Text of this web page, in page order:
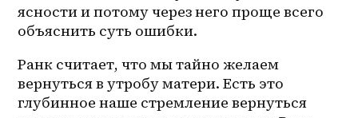
ясности и потому через него проще всего
объяснить суть ошибки.
Ранк считает, что мы тайно желаем
вернуться в утробу матери. Есть это
глубинное наше стремление вернуться